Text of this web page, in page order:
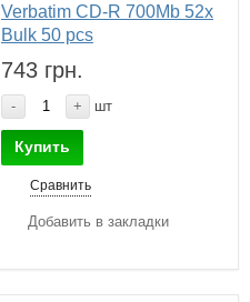
Verbatim CD-R 700Mb 52x
Bulk 50 pcs
743 грн.
- + шт
Купить
Сравнить
Добавить в закладки